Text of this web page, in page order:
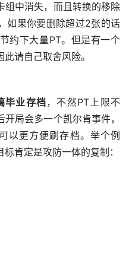
组中消失，而且转换的移除
如果你要删除超过2张的话
约下大量PT。但是有一个
此请自己取舍风险。﻿
毕业存档，不然PT上限不
局会多一个凯尔肯事件，
以更方便刷存档。举个例
肯定是攻防一体的复制：